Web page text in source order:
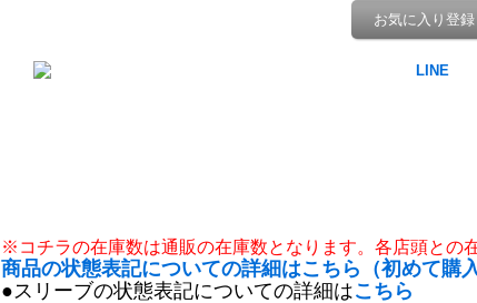
お気に入り登録
※コチラの在庫数は通販の在庫数となります。各店頭との
商品の状態表記についての詳細はこちら（初めて購
●スリーブの状態表記についての詳細はこちら